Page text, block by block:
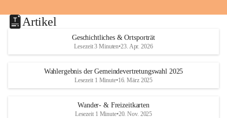
Artikel
Geschichtliches & Ortsporträt
Lesezeit 3 Minuten•23. Apr. 2026
Wahlergebnis der Gemeindevertretungswahl 2025
Lesezeit 1 Minute•16. März 2025
Wander- & Freizeitkarten
Lesezeit 1 Minute•20. Nov. 2025